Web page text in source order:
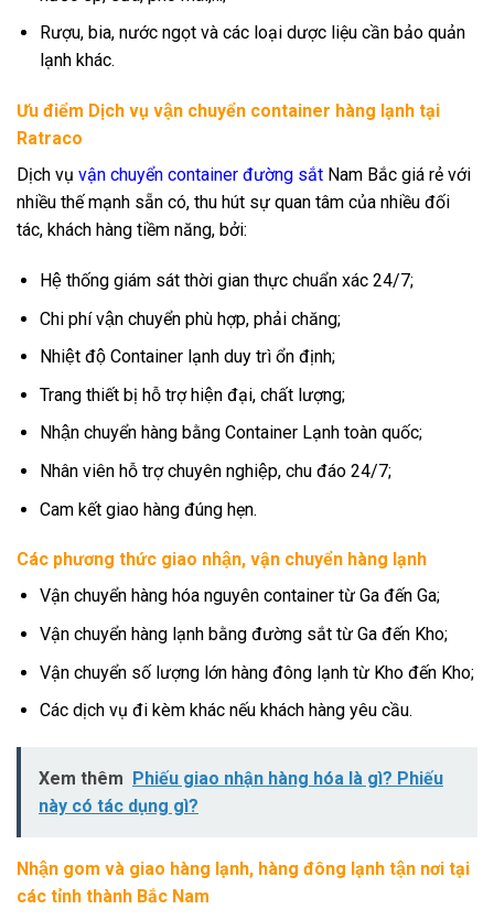
Rượu, bia, nước ngọt và các loại dược liệu cần bảo quản
lạnh khác.
Ưu điểm Dịch vụ vận chuyển container hàng lạnh tại
Ratraco
Dịch vụ vận chuyển container đường sắt Nam Bắc giá rẻ với
nhiều thế mạnh sẵn có, thu hút sự quan tâm của nhiều đối
tác, khách hàng tiềm năng, bởi:
Hệ thống giám sát thời gian thực chuẩn xác 24/7;
Chi phí vận chuyển phù hợp, phải chăng;
Nhiệt độ Container lạnh duy trì ổn định;
Trang thiết bị hỗ trợ hiện đại, chất lượng;
Nhận chuyển hàng bằng Container Lạnh toàn quốc;
Nhân viên hỗ trợ chuyên nghiệp, chu đáo 24/7;
Cam kết giao hàng đúng hẹn.
Các phương thức giao nhận, vận chuyển hàng lạnh
Vận chuyển hàng hóa nguyên container từ Ga đến Ga;
Vận chuyển hàng lạnh bằng đường sắt từ Ga đến Kho;
Vận chuyển số lượng lớn hàng đông lạnh từ Kho đến Kho;
Các dịch vụ đi kèm khác nếu khách hàng yêu cầu.
Xem thêm Phiếu giao nhận hàng hóa là gì? Phiếu
này có tác dụng gì?
Nhận gom và giao hàng lạnh, hàng đông lạnh tận nơi tại
các tỉnh thành Bắc Nam